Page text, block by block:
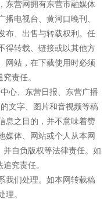
东营网拥有东营市融媒体
电视台、黄河口晚刊、
布、出售与转载权利。任
得转载、链接或以其他方
网站，在下载使用时必须
责任。
心、东营日报、东营广播
文字、图片和音视频等稿
息之目的，并不意味着赞
媒体、网站或个人从本网
并自负版权等法律责任。如
究责任。
我们处理。如本网转载稿
。